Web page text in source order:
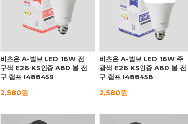
비츠온 A-벌브 LED 16W 전
구색 E26 KS인증 A80 볼 전
구 램프 I488459
2,580원
비츠온 A-벌브 LED 16W 주
광색 E26 KS인증 A80 볼 전
구 램프 I488458
2,580원